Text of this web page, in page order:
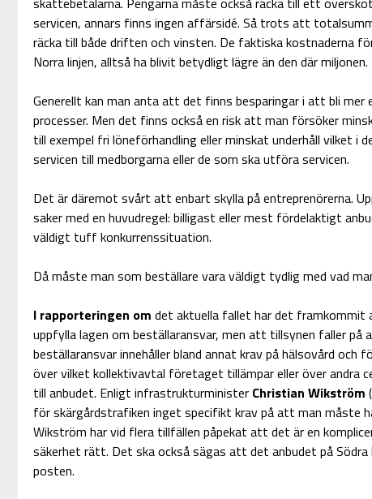
servicen, annars finns ingen affärsidé. Så trots att
räcka till både driften och vinsten. De faktiska kostnaderna
Norra linjen, alltså ha blivit betydligt lägre än den där miljonen.
Generellt kan man anta att det finns besparingar i att bli mer
processer. Men det finns också en risk att man försöker
till exempel fri löneförhandling eller minskat underhåll vilket i
servicen till medborgarna eller de som ska utföra servicen.
Det är däremot svårt att enbart skylla på entreprenörerna.
saker med en huvudregel: billigast eller mest fördelaktigt
väldigt tuff konkurrenssituation.
Då måste man som beställare vara väldigt tydlig med vad
I rapporteringen om det aktuella fallet har det framkommit
uppfylla lagen om beställaransvar, men att tillsynen faller på
beställaransvar innehåller bland annat krav på hälsovård
över vilket kollektivavtal företaget tillämpar eller över andra
till anbudet. Enligt infrastrukturminister Christian Wikström
för skärgårdstrafiken inget specifikt krav på att man måste
Wikström har vid flera tillfällen påpekat att det är en
säkerhet rätt. Det ska också sägas att det anbudet på
posten.